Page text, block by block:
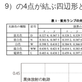
9）の4点が結ぶ四辺形